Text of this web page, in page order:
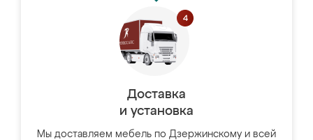
Доставка
и установка
Мы доставляем мебель по Дзержинскому и всей